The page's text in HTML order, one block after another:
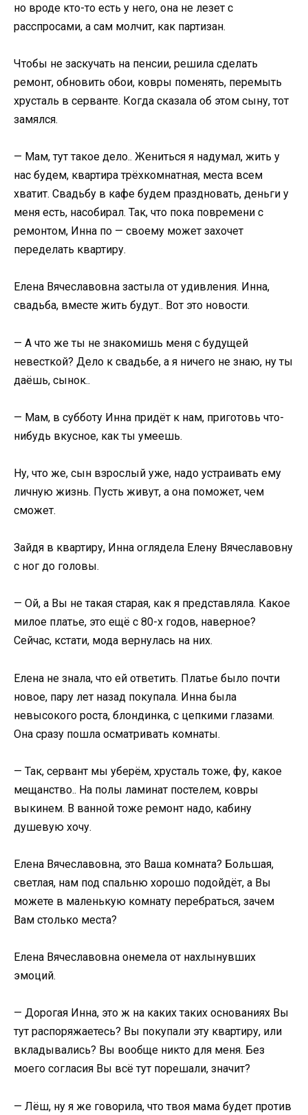
но вроде кто-то есть у него, она не лезет с
расспросами, а сам молчит, как партизан.
Чтобы не заскучать на пенсии, решила сделать
ремонт, обновить обои, ковры поменять, перемыть
хрусталь в серванте. Когда сказала об этом сыну, тот
замялся.
— Мам, тут такое дело.. Жениться я надумал, жить у
нас будем, квартира трёхкомнатная, места всем
хватит. Свадьбу в кафе будем праздновать, деньги у
меня есть, насобирал. Так, что пока повремени с
ремонтом, Инна по — своему может захочет
переделать квартиру.
Елена Вячеславовна застыла от удивления. Инна,
свадьба, вместе жить будут.. Вот это новости.
— А что же ты не знакомишь меня с будущей
невесткой? Дело к свадьбе, а я ничего не знаю, ну ты
даёшь, сынок..
— Мам, в субботу Инна придёт к нам, приготовь что-
нибудь вкусное, как ты умеешь.
Ну, что же, сын взрослый уже, надо устраивать ему
личную жизнь. Пусть живут, а она поможет, чем
сможет.
Зайдя в квартиру, Инна оглядела Елену Вячеславовну
с ног до головы.
— Ой, а Вы не такая старая, как я представляла. Какое
милое платье, это ещё с 80-х годов, наверное?
Сейчас, кстати, мода вернулась на них.
Елена не знала, что ей ответить. Платье было почти
новое, пару лет назад покупала. Инна была
невысокого роста, блондинка, с цепкими глазами.
Она сразу пошла осматривать комнаты.
— Так, сервант мы уберём, хрусталь тоже, фу, какое
мещанство.. На полы ламинат постелем, ковры
выкинем. В ванной тоже ремонт надо, кабину
душевую хочу.
Елена Вячеславовна, это Ваша комната? Большая,
светлая, нам под спальню хорошо подойдёт, а Вы
можете в маленькую комнату перебраться, зачем
Вам столько места?
Елена Вячеславовна онемела от нахлынувших
эмоций.
— Дорогая Инна, это ж на каких таких основаниях Вы
тут распоряжаетесь? Вы покупали эту квартиру, или
вкладывались? Вы вообще никто для меня. Без
моего согласия Вы всё тут порешали, значит?
— Лёш, ну я же говорила, что твоя мама будет против